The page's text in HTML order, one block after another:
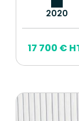
2020
17 700 €